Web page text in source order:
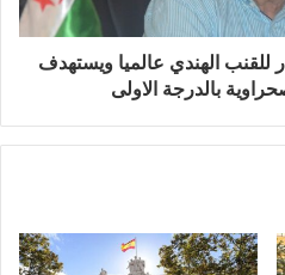
للقنب الهندي عالميا ويستهدف
بالدرجة الاولى